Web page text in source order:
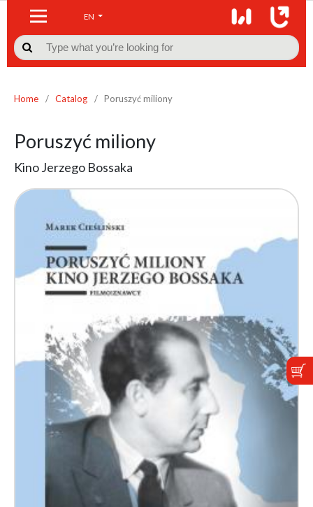
EN

Home / Catalog / Poruszyć miliony
Poruszyć miliony
Kino Jerzego Bossaka